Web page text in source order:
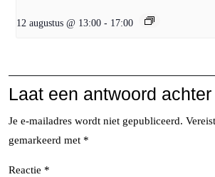
12 augustus @ 13:00 - 17:00
Laat een antwoord achter
Je e-mailadres wordt niet gepubliceerd.
gemarkeerd met *
Reactie *